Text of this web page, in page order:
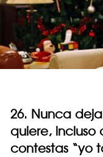
26. Nunca
quiere, incluso
contestas “yo